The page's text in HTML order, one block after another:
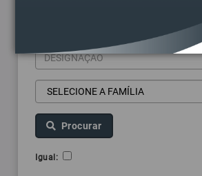
Procurar
Igual: